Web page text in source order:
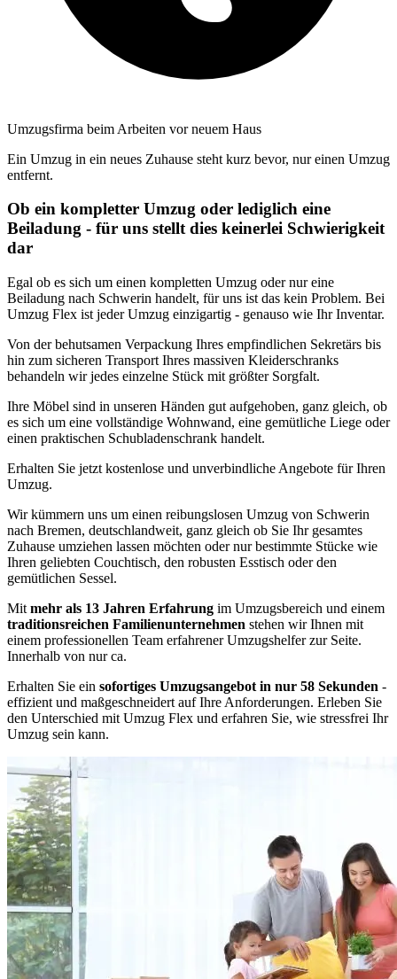
Umzugsfirma beim Arbeiten vor neuem Haus
Ein Umzug in ein neues Zuhause steht kurz bevor, nur einen Umzug
entfernt.
Ob ein kompletter Umzug oder lediglich eine
Beiladung - für uns stellt dies keinerlei Schwierigkeit
dar
Egal ob es sich um einen kompletten Umzug oder nur eine
Beiladung nach Schwerin handelt, für uns ist das kein Problem. Bei
Umzug Flex ist jeder Umzug einzigartig - genauso wie Ihr Inventar.
Von der behutsamen Verpackung Ihres empfindlichen Sekretärs bis
hin zum sicheren Transport Ihres massiven Kleiderschranks
behandeln wir jedes einzelne Stück mit größter Sorgfalt.
Ihre Möbel sind in unseren Händen gut aufgehoben, ganz gleich, ob
es sich um eine vollständige Wohnwand, eine gemütliche Liege oder
einen praktischen Schubladenschrank handelt.
Erhalten Sie jetzt kostenlose und unverbindliche Angebote für Ihren
Umzug.
Wir kümmern uns um einen reibungslosen Umzug von Schwerin
nach Bremen, deutschlandweit, ganz gleich ob Sie Ihr gesamtes
Zuhause umziehen lassen möchten oder nur bestimmte Stücke wie
Ihren geliebten Couchtisch, den robusten Esstisch oder den
gemütlichen Sessel.
Mit mehr als 13 Jahren Erfahrung im Umzugsbereich und einem
traditionsreichen Familienunternehmen stehen wir Ihnen mit
einem professionellen Team erfahrener Umzugshelfer zur Seite.
Innerhalb von nur ca.
Erhalten Sie ein sofortiges Umzugsangebot in nur 58 Sekunden -
effizient und maßgeschneidert auf Ihre Anforderungen. Erleben Sie
den Unterschied mit Umzug Flex und erfahren Sie, wie stressfrei Ihr
Umzug sein kann.